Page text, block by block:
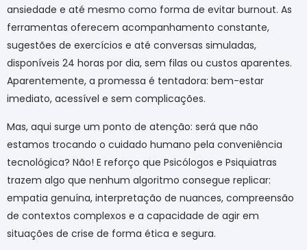
ansiedade e até mesmo como forma de evitar burnout. As
ferramentas oferecem acompanhamento constante,
sugestões de exercícios e até conversas simuladas,
disponíveis 24 horas por dia, sem filas ou custos aparentes.
Aparentemente, a promessa é tentadora: bem-estar
imediato, acessível e sem complicações.
Mas, aqui surge um ponto de atenção: será que não
estamos trocando o cuidado humano pela conveniência
tecnológica? Não! E reforço que Psicólogos e Psiquiatras
trazem algo que nenhum algoritmo consegue replicar:
empatia genuína, interpretação de nuances, compreensão
de contextos complexos e a capacidade de agir em
situações de crise de forma ética e segura.